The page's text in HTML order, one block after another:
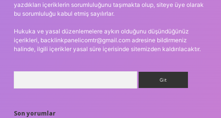
yazdıkları içeriklerin sorumluluğunu taşımakta olup, siteye üye olarak
bu sorumluluğu kabul etmiş sayılırlar.
Hukuka ve yasal düzenlemelere aykırı olduğunu düşündüğünüz
içerikleri, backlinkpanelicomtr@gmail.com adresine bildirmeniz
halinde, ilgili içerikler yasal süre içerisinde sitemizden kaldırılacaktır.
Son yorumlar